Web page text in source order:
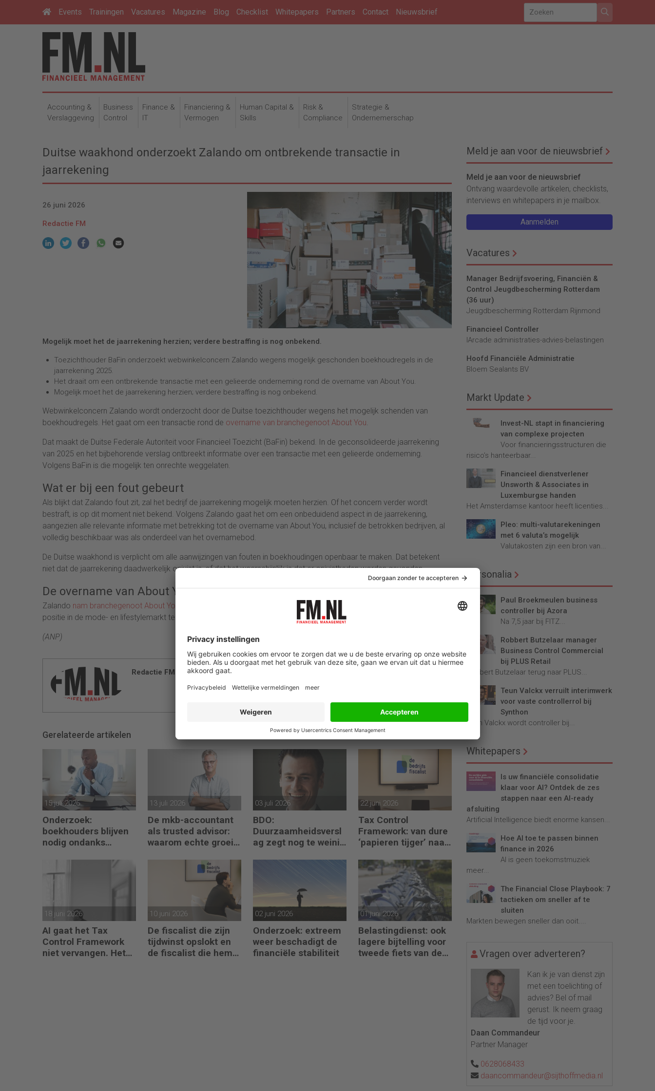
Events Trainingen Vacatures Magazine Blog Checklist Whitepapers Partners Contact Nieuwsbrief
Accounting &
Verslaggeving
Business
Control
Finance &
IT
Financiering &
Vermogen
Human Capital &
Skills
Risk &
Compliance
Strategie &
Ondernemerschap
Duitse waakhond onderzoekt Zalando om ontbrekende transactie in
jaarrekening
26 juni 2026
Redactie FM
Mogelijk moet het de jaarrekening herzien; verdere bestraffing is nog onbekend.
Toezichthouder BaFin onderzoekt webwinkelconcern Zalando wegens mogelijk geschonden boekhoudregels in de
jaarrekening 2025.
Het draait om een ontbrekende transactie met een gelieerde onderneming rond de overname van About You.
Mogelijk moet het de jaarrekening herzien; verdere bestraffing is nog onbekend.
Webwinkelconcern Zalando wordt onderzocht door de Duitse toezichthouder wegens het mogelijk schenden van
boekhoudregels. Het gaat om een transactie rond de overname van branchegenoot About You.
Dat maakt de Duitse Federale Autoriteit voor Financieel Toezicht (BaFin) bekend. In de geconsolideerde jaarrekening
van 2025 en het bijbehorende verslag ontbreekt informatie over een transactie met een gelieerde onderneming.
Volgens BaFin is die mogelijk ten onrechte weggelaten.
Wat er bij een fout gebeurt
Als blijkt dat Zalando fout zit, zal het bedrijf de jaarrekening mogelijk moeten herzien. Of het concern verder wordt
bestraft, is op dit moment niet bekend. Volgens Zalando gaat het om een onbeduidend aspect in de jaarrekening,
aangezien alle relevante informatie met betrekking tot de overname van About You, inclusief de betrokken bedrijven, al
volledig beschikbaar was als onderdeel van het overnamebod.
De Duitse waakhond is verplicht om alle aanwijzingen van fouten in boekhoudingen openbaar te maken. Dat betekent
niet dat de jaarrekening daadwerkelijk onjuist is, of dat het waarschijnlijk is dat er onjuistheden worden gevonden.
De overname van About You
Zalando nam branchegenoot About You in 2025 over
door een meerderheid van de aandelen te verwerven en zijn
positie in de mode- en lifestylemarkt te verstevigen.
(ANP)
Redactie FM
Gerelateerde artikelen
15 juli 2026
Onderzoek:
boekhouders blijven
nodig ondanks
13 juli 2026
De mkb-accountant
als trusted advisor:
waarom echte groei
03 juli 2026
BDO:
Duurzaamheidsversl
ag zegt nog te weinig
22 juni 2026
Tax Control
Framework: van dure
‘papieren tijger’ naar
18 juni 2026
AI gaat het Tax
Control Framework
niet vervangen. Het
10 juni 2026
De fiscalist die zijn
tijdwinst opslokt en
de fiscalist die hem
02 juni 2026
Onderzoek: extreem
weer beschadigt de
financiële stabiliteit
01 juni 2026
Belastingdienst: ook
lagere bijtelling voor
tweede fiets van de
Meld je aan voor de nieuwsbrief
Meld je aan voor de nieuwsbrief
Ontvang waardevolle artikelen, checklists,
interviews en whitepapers in je mailbox.
Aanmelden
Vacatures
Manager Bedrijfsvoering, Financiën &
Control Jeugdbescherming Rotterdam
(36 uur)
Jeugdbescherming Rotterdam Rijnmond
Financieel Controller
lArcade administraties-advies-belastingen
Hoofd Financiële Administratie
Bloem Sealants BV
Markt Update
Invest-NL stapt in financiering
van complexe projecten
Voor financieringsstructuren die
risico’s hanteerbaar...
Financieel dienstverlener
Unsworth & Associates in
Luxemburgse handen
Het Amsterdamse kantoor heeft licenties...
Pleo: multi-valutarekeningen
met 6 valuta’s mogelijk
Valutakosten zijn een bron van...
Personalia
Paul Broekmeulen business
controller bij Azora
Na 7,5 jaar bij FITZ...
Robbert Butzelaar manager
Business Control Commercial
bij PLUS Retail
Robbert Butzelaar terug naar PLUS...
Teun Valckx verruilt interimwerk
voor vaste controllerrol bij
Synthon
Teun Valckx wordt controller bij...
Whitepapers
Is uw financiële consolidatie
klaar voor AI? Ontdek de zes
stappen naar een AI-ready
afsluiting
Artificial Intelligence biedt enorme kansen...
Hoe AI toe te passen binnen
finance in 2026
AI is geen toekomstmuziek
meer...
The Financial Close Playbook: 7
tactieken om sneller af te
sluiten
Markten bewegen sneller dan ooit....
Vragen over adverteren?
Kan ik je van dienst zijn
met een toelichting of
advies? Bel of mail
gerust. Ik neem graag
de tijd voor je.
Daan Commandeur
Partner Manager
0628068433
daancommandeur@sijthoffmedia.nl